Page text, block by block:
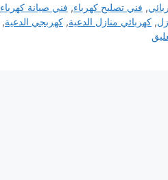
, فني تصليح كهرباء, فني صيانة كهرباء
, كهربائي منازل الدعية, كهربجي الدعية,